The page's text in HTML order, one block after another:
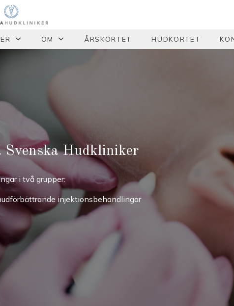
OM ÅRSKORTET HUDKORTET
Svenska Hudkliniker
i två grupper:
injektionsbehandlingar